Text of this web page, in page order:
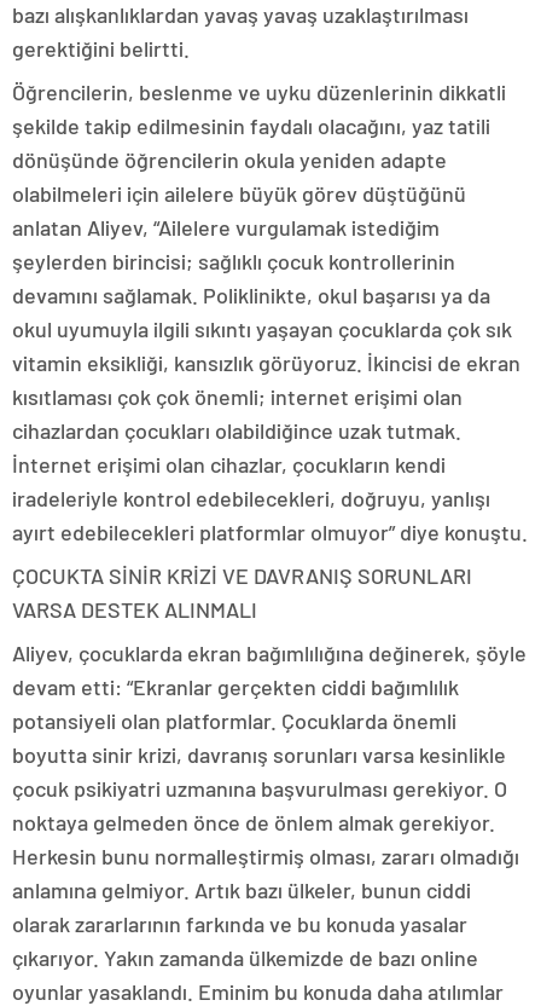
bazı alışkanlıklardan yavaş yavaş uzaklaştırılması
gerektiğini belirtti.
Öğrencilerin, beslenme ve uyku düzenlerinin dikkatli
şekilde takip edilmesinin faydalı olacağını, yaz tatili
dönüşünde öğrencilerin okula yeniden adapte
olabilmeleri için ailelere büyük görev düştüğünü
anlatan Aliyev, “Ailelere vurgulamak istediğim
şeylerden birincisi; sağlıklı çocuk kontrollerinin
devamını sağlamak. Poliklinikte, okul başarısı ya da
okul uyumuyla ilgili sıkıntı yaşayan çocuklarda çok sık
vitamin eksikliği, kansızlık görüyoruz. İkincisi de ekran
kısıtlaması çok çok önemli; internet erişimi olan
cihazlardan çocukları olabildiğince uzak tutmak.
İnternet erişimi olan cihazlar, çocukların kendi
iradeleriyle kontrol edebilecekleri, doğruyu, yanlışı
ayırt edebilecekleri platformlar olmuyor” diye konuştu.
ÇOCUKTA SİNİR KRİZİ VE DAVRANIŞ SORUNLARI
VARSA DESTEK ALINMALI
Aliyev, çocuklarda ekran bağımlılığına değinerek, şöyle
devam etti: “Ekranlar gerçekten ciddi bağımlılık
potansiyeli olan platformlar. Çocuklarda önemli
boyutta sinir krizi, davranış sorunları varsa kesinlikle
çocuk psikiyatri uzmanına başvurulması gerekiyor. O
noktaya gelmeden önce de önlem almak gerekiyor.
Herkesin bunu normalleştirmiş olması, zararı olmadığı
anlamına gelmiyor. Artık bazı ülkeler, bunun ciddi
olarak zararlarının farkında ve bu konuda yasalar
çıkarıyor. Yakın zamanda ülkemizde de bazı online
oyunlar yasaklandı. Eminim bu konuda daha atılımlar